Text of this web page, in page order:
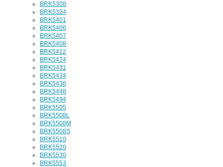
BRK5308
BRK5324
BRK5401
BRK5406
BRK5407
BRK5408
BRK5412
BRK5424
BRK5431
BRK5434
BRK5436
BRK5448
BRK5494
BRK5505
BRK5508L
BRK5508M
BRK5508S
BRK5510
BRK5520
BRK5530
BRK5553